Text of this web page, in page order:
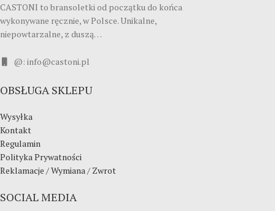
CASTONI to bransoletki od początku do końca
wykonywane ręcznie, w Polsce. Unikalne,
niepowtarzalne, z duszą…
@: info@castoni.pl
OBSŁUGA SKLEPU
Wysyłka
Kontakt
Regulamin
Polityka Prywatności
Reklamacje / Wymiana / Zwrot
SOCIAL MEDIA